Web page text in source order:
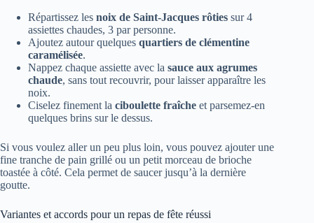
Répartissez les noix de Saint-Jacques rôties sur 4
assiettes chaudes, 3 par personne.
Ajoutez autour quelques quartiers de clémentine
caramélisée.
Nappez chaque assiette avec la sauce aux agrumes
chaude, sans tout recouvrir, pour laisser apparaître les
noix.
Ciselez finement la ciboulette fraîche et parsemez-en
quelques brins sur le dessus.
Si vous voulez aller un peu plus loin, vous pouvez ajouter une
fine tranche de pain grillé ou un petit morceau de brioche
toastée à côté. Cela permet de saucer jusqu’à la dernière
goutte.
Variantes et accords pour un repas de fête réussi